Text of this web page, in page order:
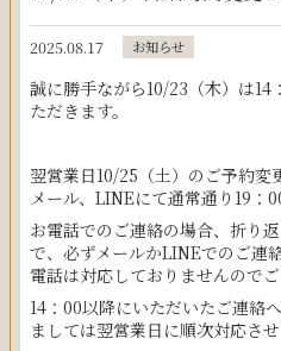
2025.08.17 お知らせ
誠に勝手ながら10/23（木）は
ただきます。
翌営業日10/25（土）のご予約変
メール、LINEにて通常通り19：
お電話でのご連絡の場合、折り
で、必ずメールかLINEでのご連
電話は対応しておりませんので
14：00以降にいただいたご連絡
ましては翌営業日に順次対応させ